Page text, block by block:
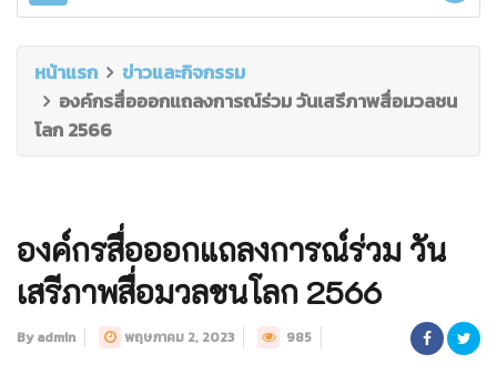
หน้าแรก
ข่าวและกิจกรรม
องค์กรสื่อออกแถลงการณ์ร่วม วันเสรีภาพสื่อมวลชน
โลก 2566
องค์กรสื่อออกแถลงการณ์ร่วม วัน
เสรีภาพสื่อมวลชนโลก 2566
By admin พฤษภาคม 2, 2023 985